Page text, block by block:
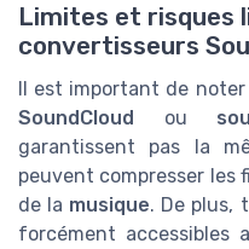
Limites et risques
convertisseurs
Il est important de
SoundCloud ou
garantissent pas la
peuvent compresser les
de la musique. De plus,
forcément accessibles